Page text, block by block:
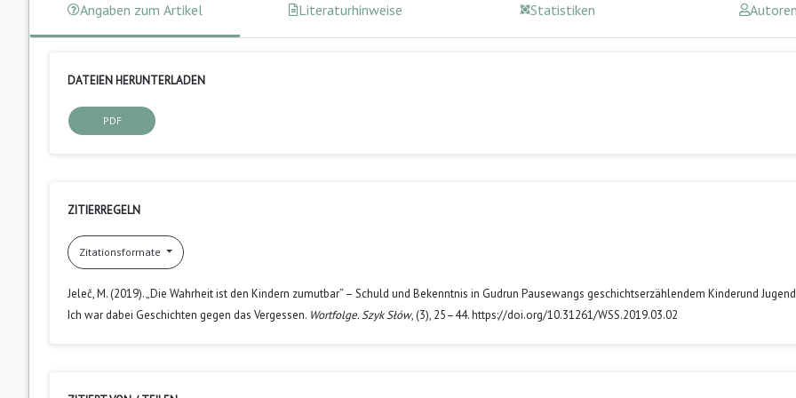
Angaben zum Artikel Literaturhinweise Statistiken Autoren
DATEIEN HERUNTERLADEN
PDF
ZITIERREGELN
Zitationsformate
Jeleč, M. (2019). „Die Wahrheit ist den Kindern zumutbar“ – Schuld und Bekenntnis in Gudrun Pausewangs geschichtserzählendem Kinderund
Ich war dabei Geschichten gegen das Vergessen. Wortfolge. Szyk Słów, (3), 25–44. https://doi.org/10.31261/WSS.2019.03.02